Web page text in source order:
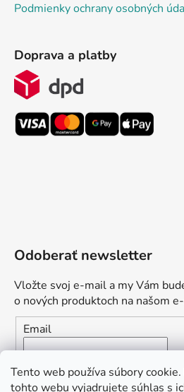
Tento web používa súbory
tohto webu vyjadrujete súhlas s
Podmienky ochrany osobných
Doprava a platby
Odoberať newsletter
Vložte svoj e-mail a my Vám
o nových produktoch na našom
Email
Vložením e-mailu súhlasíte s
osobných údajov